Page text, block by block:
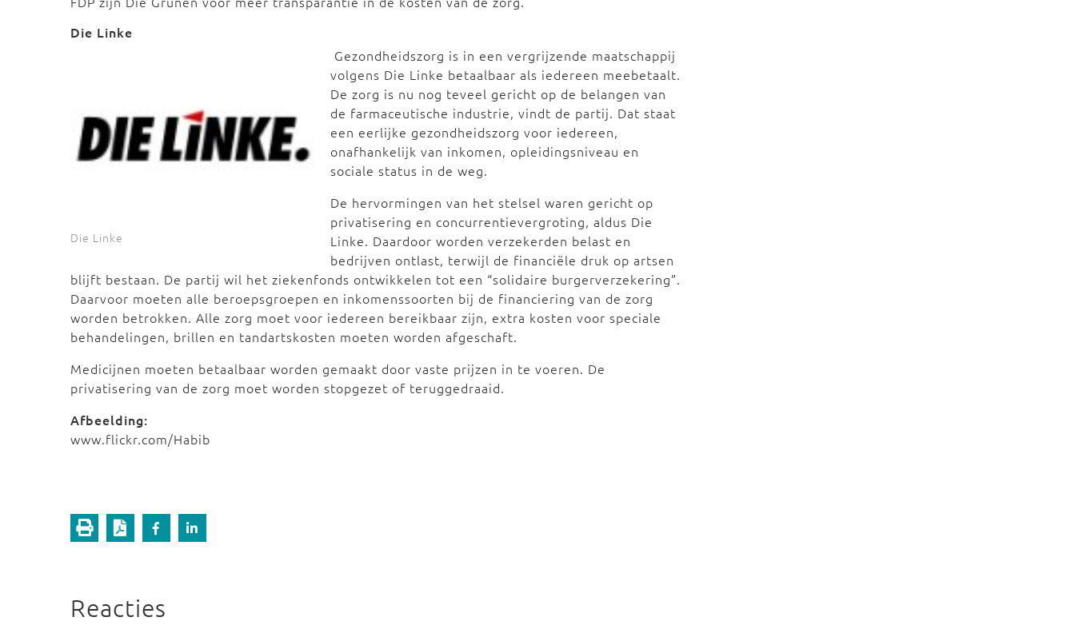
Die Linke
Die Linke
Gezondheidszorg is in een vergrijzende maatschappij
volgens Die Linke betaalbaar als iedereen meebetaalt.
De zorg is nu nog teveel gericht op de belangen van
de farmaceutische industrie, vindt de partij. Dat staat
een eerlijke gezondheidszorg voor iedereen,
onafhankelijk van inkomen, opleidingsniveau en
sociale status in de weg.
De hervormingen van het stelsel waren gericht op
privatisering en concurrentievergroting, aldus Die
Linke. Daardoor worden verzekerden belast en
bedrijven ontlast, terwijl de financiële druk op artsen
blijft bestaan. De partij wil het ziekenfonds ontwikkelen tot een “solidaire burgerverzekering”.
Daarvoor moeten alle beroepsgroepen en inkomenssoorten bij de financiering van de zorg
worden betrokken. Alle zorg moet voor iedereen bereikbaar zijn, extra kosten voor speciale
behandelingen, brillen en tandartskosten moeten worden afgeschaft.
Medicijnen moeten betaalbaar worden gemaakt door vaste prijzen in te voeren. De
privatisering van de zorg moet worden stopgezet of teruggedraaid.
Afbeelding:
www.flickr.com/Habib
Reacties